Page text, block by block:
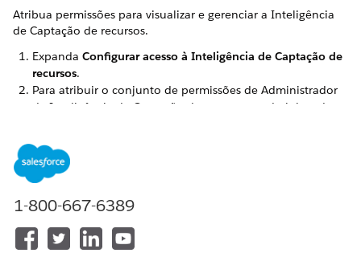
Atribua permissões para visualizar e gerenciar a Inteligência
de Captação de recursos.
Expanda Configurar acesso à Inteligência de Captação de
recursos.
Para atribuir o conjunto de permissões de Administrador
de Inteligência de Captação de recursos a administradores
A página Conjuntos de permissões é aberta, em que você
pode atribuir os conjuntos de permissões Administrador
Captação de recursos ao usuário administrador.
Para atribuir o conjunto de permissões Usuário de
Inteligência do Fundraising a usuários do Fundraising,
1-800-667-6389